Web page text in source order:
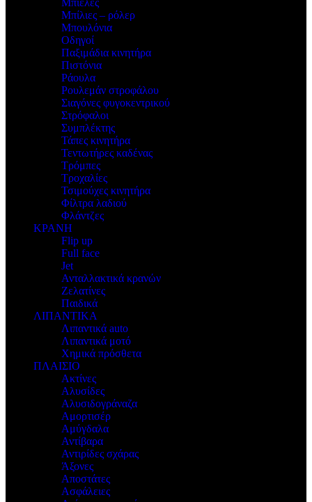
Μπιέλες
Μπίλιες – ρόλερ
Μπουλόνια
Οδηγοί
Παξιμάδια κινητήρα
Πιστόνια
Ράουλα
Ρουλεμάν στροφάλου
Σιαγόνες φυγοκεντρικού
Στρόφαλοι
Συμπλέκτης
Τάπες κινητήρα
Τεντωτήρες καδένας
Τρόμπες
Τροχαλίες
Τσιμούχες κινητήρα
Φίλτρα λαδιού
Φλάντζες
ΚΡΑΝΗ
Flip up
Full face
Jet
Ανταλλακτικά κρανών
Ζελατίνες
Παιδικά
ΛΙΠΑΝΤΙΚΑ
Λιπαντικά auto
Λιπαντικά μοτό
Χημικά πρόσθετα
ΠΛΑΙΣΙΟ
Ακτίνες
Αλυσίδες
Αλυσιδογράναζα
Αμορτισέρ
Αμύγδαλα
Αντίβαρα
Αντιρίδες σχάρας
Άξονες
Αποστάτες
Ασφάλειες